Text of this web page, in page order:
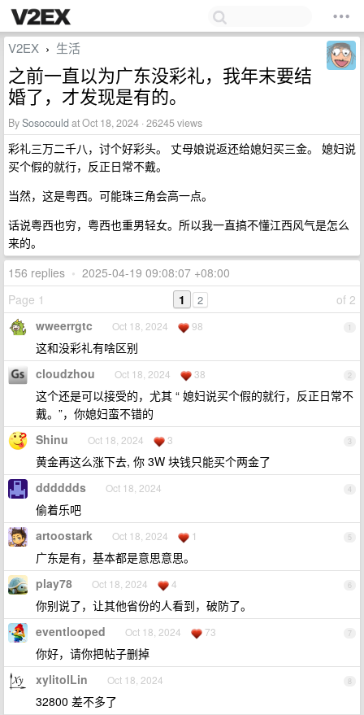
V2EX › 生活
之前一直以为广东没彩礼，我年末要结
婚了，才发现是有的。
BySosocould at Oct 18, 2024 · 26245 views
彩礼三万二千八，讨个好彩头。 丈母娘说返还给媳妇买三金。 媳妇说
买个假的就行，反正日常不戴。
当然，这是粤西。可能珠三角会高一点。
话说粤西也穷，粤西也重男轻女。所以我一直搞不懂江西风气是怎么
来的。
156 replies • 2025-04-19 09:08:07 +08:00
Page 1
of 2
1 2
1
wweerrgtc Oct 18, 2024 98
这和没彩礼有啥区别
2
cloudzhou Oct 18, 2024 38
这个还是可以接受的，尤其 “ 媳妇说买个假的就行，反正日常不
戴。”，你媳妇蛮不错的
3
Shinu Oct 18, 2024 3
黄金再这么涨下去, 你 3W 块钱只能买个两金了
4
dddddds Oct 18, 2024
偷着乐吧
5
artoostark Oct 18, 2024 1
广东是有，基本都是意思意思。
6
play78 Oct 18, 2024 4
你别说了，让其他省份的人看到，破防了。
7
eventlooped Oct 18, 2024 73
你好，请你把帖子删掉
8
xylitolLin Oct 18, 2024
32800 差不多了